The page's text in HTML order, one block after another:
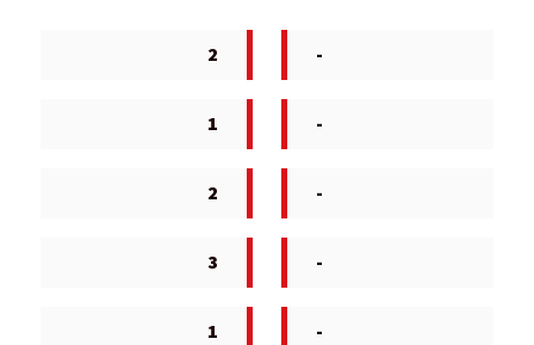
2 -
1 -
2 -
3 -
1 -